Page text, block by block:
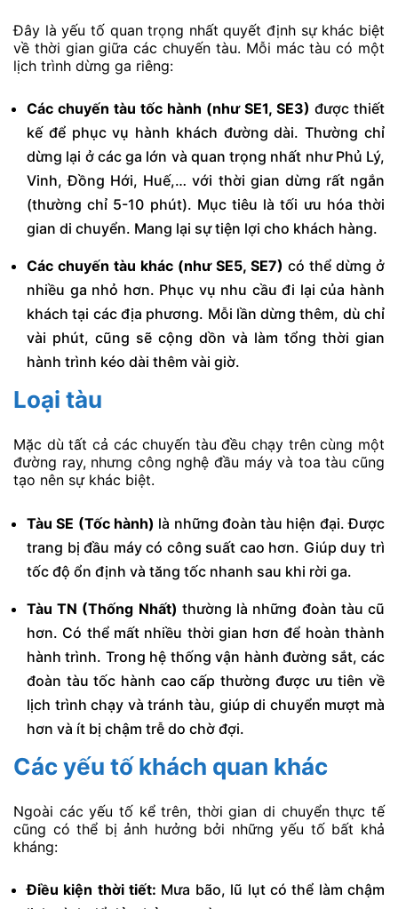
Đây là yếu tố quan trọng nhất quyết định sự khác biệt
về thời gian giữa các chuyến tàu. Mỗi mác tàu có một
lịch trình dừng ga riêng:
Các chuyến tàu tốc hành (như SE1, SE3) được thiết
kế để phục vụ hành khách đường dài. Thường chỉ
dừng lại ở các ga lớn và quan trọng nhất như Phủ Lý,
Vinh, Đồng Hới, Huế,… với thời gian dừng rất ngắn
(thường chỉ 5-10 phút). Mục tiêu là tối ưu hóa thời
gian di chuyển. Mang lại sự tiện lợi cho khách hàng.
Các chuyến tàu khác (như SE5, SE7) có thể dừng ở
nhiều ga nhỏ hơn. Phục vụ nhu cầu đi lại của hành
khách tại các địa phương. Mỗi lần dừng thêm, dù chỉ
vài phút, cũng sẽ cộng dồn và làm tổng thời gian
hành trình kéo dài thêm vài giờ.
Loại tàu
Mặc dù tất cả các chuyến tàu đều chạy trên cùng một
đường ray, nhưng công nghệ đầu máy và toa tàu cũng
tạo nên sự khác biệt.
Tàu SE (Tốc hành) là những đoàn tàu hiện đại. Được
trang bị đầu máy có công suất cao hơn. Giúp duy trì
tốc độ ổn định và tăng tốc nhanh sau khi rời ga.
Tàu TN (Thống Nhất) thường là những đoàn tàu cũ
hơn. Có thể mất nhiều thời gian hơn để hoàn thành
hành trình. Trong hệ thống vận hành đường sắt, các
đoàn tàu tốc hành cao cấp thường được ưu tiên về
lịch trình chạy và tránh tàu, giúp di chuyển mượt mà
hơn và ít bị chậm trễ do chờ đợi.
Các yếu tố khách quan khác
Ngoài các yếu tố kể trên, thời gian di chuyển thực tế
cũng có thể bị ảnh hưởng bởi những yếu tố bất khả
kháng:
Điều kiện thời tiết: Mưa bão, lũ lụt có thể làm chậm